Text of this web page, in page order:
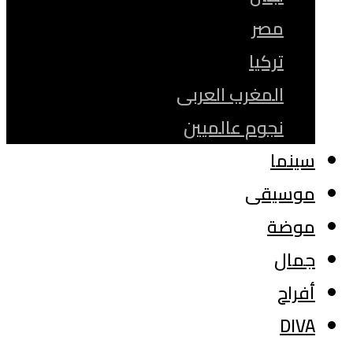
مصر
تركيا
المغرب العربى
نجوم عالميين
سينما
موسيقى
موضة
جمال
أفراح
DIVA